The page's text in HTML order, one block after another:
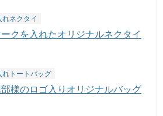
れネクタイ
クを入れたオリジナルネクタイ
れトートバッグ
様のロゴ入りオリジナルバッグ